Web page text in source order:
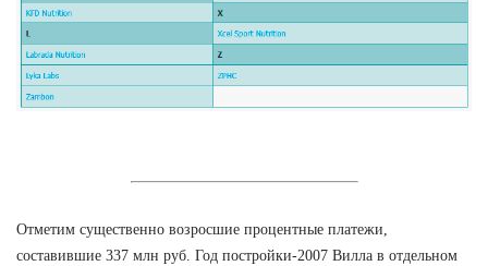
Отметим существенно возросшие процентные платежи,
составившие 337 млн руб. Год постройки-2007 Вилла в отдельном